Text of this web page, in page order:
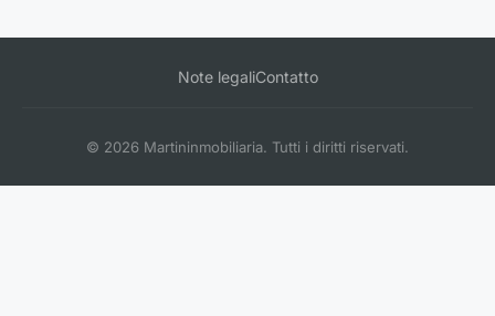
Note legaliContatto
© 2026 Martininmobiliaria. Tutti i diritti riservati.